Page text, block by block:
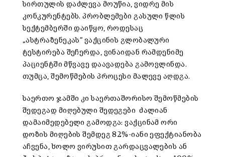
სირთულის დაძლევა მოუწია, ვიდრე მის
კონკურენტებს. პრობლემები გასული წლის
სექტემბერში დაიწყო, როდესაც
„ასტრაზენეკას“ ვაქცინის გლობალური
ტესტირება შეჩერდა, ვინაიდან რამდენიმე
პაციენტში მწვავე დაავადება გამოვლინდა.
თუმცა, შემოწმების პროცესი მალევე აღდგა.
საერთო ჯამში კი საერთაშორისო შემოწმების
შედეგად მიღებული შედეგები ძალიან
დამაიმედებელი გამოდგა: ვაქცინამ ორი
დოზის მიღების შემდეგ 82%-იანი ეფექტიანობა
აჩვენა, ხოლო ვირუსით გარდაცვალების ან